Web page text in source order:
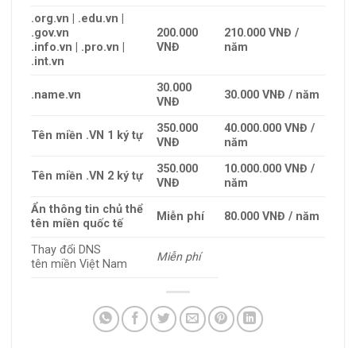
.org.vn | .edu.vn |
.gov.vn
.info.vn | .pro.vn |
.int.vn
200.000
VNĐ
210.000 VNĐ /
năm
.name.vn
30.000
VNĐ
30.000 VNĐ / năm
Tên miền .VN 1 ký tự
350.000
VNĐ
40.000.000 VNĐ /
năm
Tên miền .VN 2 ký tự
350.000
VNĐ
10.000.000 VNĐ /
năm
Ẩn thông tin chủ thể
tên miền quốc tế
Miễn phí 80.000 VNĐ / năm
Thay đổi DNS
tên miền Việt Nam
Miễn phí